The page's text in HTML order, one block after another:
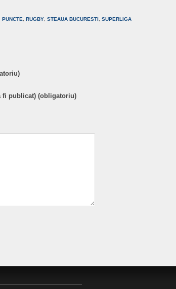
PUNCTE RUGBY STEAUA BUCURESTI SUPERLIGA
fi publicat) (obligatoriu)